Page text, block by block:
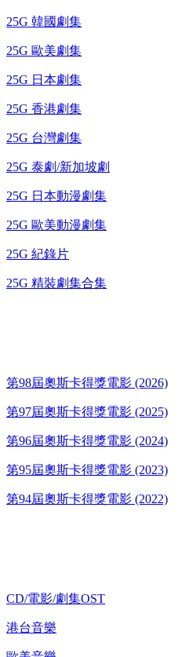
25G 韓國劇集
25G 歐美劇集
25G 日本劇集
25G 香港劇集
25G 台灣劇集
25G 泰劇/新加坡劇
25G 日本動漫劇集
25G 歐美動漫劇集
25G 紀錄片
25G 精裝劇集合集
第98屆奧斯卡得獎電影 (2026)
第97屆奧斯卡得獎電影 (2025)
第96屆奧斯卡得獎電影 (2024)
第95屆奧斯卡得獎電影 (2023)
第94屆奧斯卡得獎電影 (2022)
CD/電影/劇集OST
港台音樂